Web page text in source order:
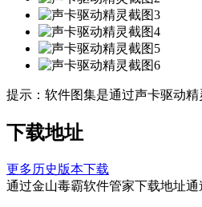
提示： 软件图集是通过声卡驱动
下载地址
更多历史版本下载
通过金山毒霸软件管家下载地址